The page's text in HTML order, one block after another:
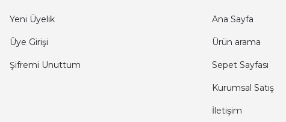
Yeni Üyelik
Üye Girişi
Şifremi Unuttum
Ana Sayfa
Ürün arama
Sepet Sayfası
Kurumsal Satış
İletişim